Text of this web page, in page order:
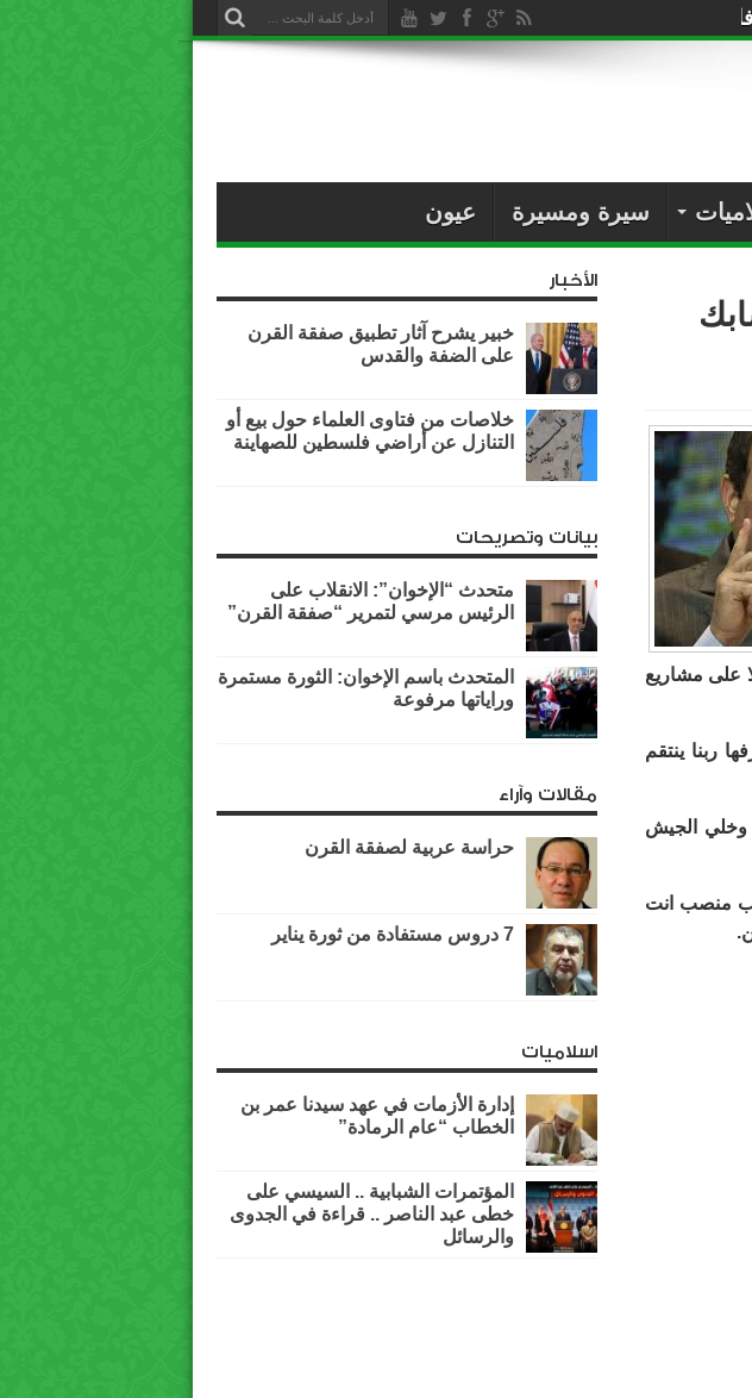
للصهاينة
سيرة ومسيرة عيون
على مشاريع
ربنا ينتقم
وخلي الجيش
منصب انت
الأخبار
خبير يشرح آثار تطبيق صفقة القرن
على الضفة والقدس
خلاصات من فتاوى العلماء حول بيع أو
التنازل عن أراضي فلسطين للصهاينة
بيانات وتصريحات
متحدث “الإخوان”: الانقلاب على
الرئيس مرسي لتمرير “صفقة القرن”
المتحدث باسم الإخوان: الثورة مستمرة
وراياتها مرفوعة
مقالات وآراء
حراسة عربية لصفقة القرن
7 دروس مستفادة من ثورة يناير
اسلاميات
إدارة الأزمات في عهد سيدنا عمر بن
الخطاب “عام الرمادة”
المؤتمرات الشبابية .. السيسي على
خطى عبد الناصر .. قراءة في الجدوى
والرسائل